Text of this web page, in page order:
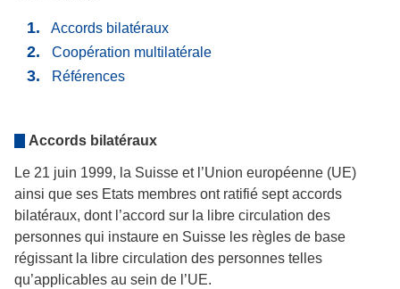
Accords bilatéraux
Coopération multilatérale
Références
Accords bilatéraux
Le 21 juin 1999, la Suisse et l’Union européenne (UE)
ainsi que ses Etats membres ont ratifié sept accords
bilatéraux, dont l’accord sur la libre circulation des
personnes qui instaure en Suisse les règles de base
régissant la libre circulation des personnes telles
qu’applicables au sein de l’UE.